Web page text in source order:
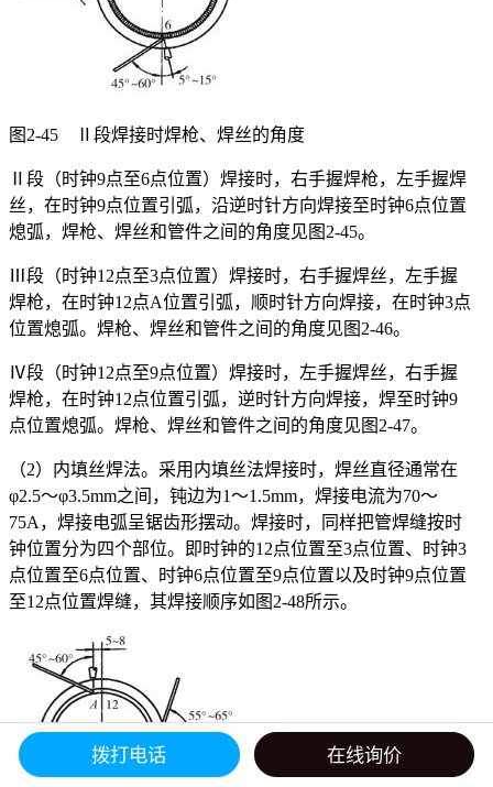
图2-45 Ⅱ段焊接时焊枪、焊丝的角度
Ⅱ段（时钟9点至6点位置）焊接时，右手握焊枪，左手握焊
丝，在时钟9点位置引弧，沿逆时针方向焊接至时钟6点位置
熄弧，焊枪、焊丝和管件之间的角度见图2-45。
Ⅲ段（时钟12点至3点位置）焊接时，右手握焊丝，左手握
焊枪，在时钟12点A位置引弧，顺时针方向焊接，在时钟3点
位置熄弧。焊枪、焊丝和管件之间的角度见图2-46。
Ⅳ段（时钟12点至9点位置）焊接时，左手握焊丝，右手握
焊枪，在时钟12点位置引弧，逆时针方向焊接，焊至时钟9
点位置熄弧。焊枪、焊丝和管件之间的角度见图2-47。
（2）内填丝焊法。采用内填丝法焊接时，焊丝直径通常在
φ2.5～φ3.5mm之间，钝边为1～1.5mm，焊接电流为70～
75A，焊接电弧呈锯齿形摆动。焊接时，同样把管焊缝按时
钟位置分为四个部位。即时钟的12点位置至3点位置、时钟3
点位置至6点位置、时钟6点位置至9点位置以及时钟9点位置
至12点位置焊缝，其焊接顺序如图2-48所示。
拨打电话 在线询价